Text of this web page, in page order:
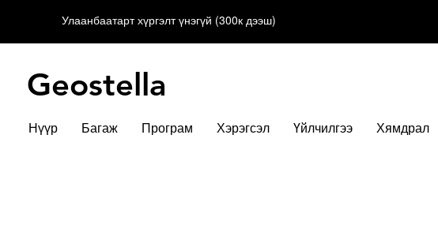
Улаанбаатарт хүргэлт үнэгүй (300к дээш)
Geostella
Нүүр Багаж Програм Хэрэгсэл Үйлчилгээ Хямдрал